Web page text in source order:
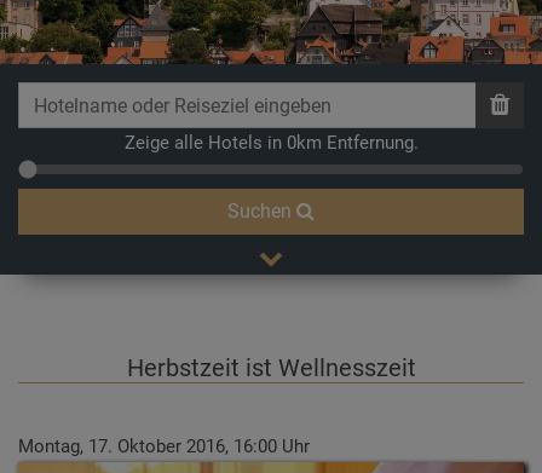
Zeige alle Hotels in 0km Entfernung.
Suchen
Herbstzeit ist Wellnesszeit
Montag, 17. Oktober 2016, 16:00 Uhr